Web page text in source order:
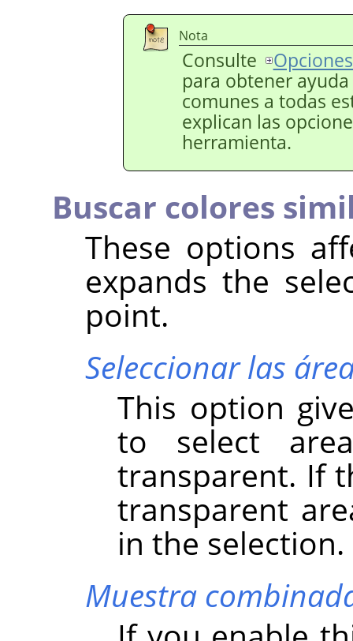
Nota
Consulte
para obtener
comunes a todas
explican las
herramienta.
Buscar colores
These options
expands the
point.
Seleccionar las
This option
to select
transparent. If
transparent
in the selection.
Muestra